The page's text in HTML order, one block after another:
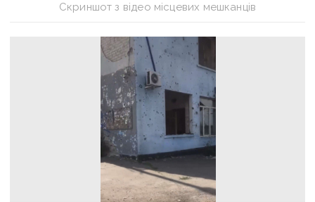
Скриншот з відео місцевих мешканців